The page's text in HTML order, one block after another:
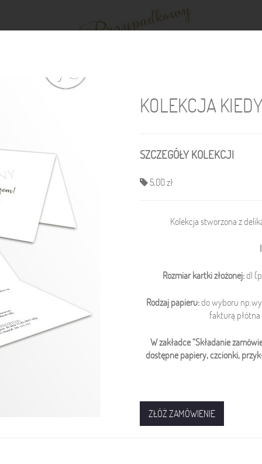
KOLEKCJA
SZCZEGÓŁY KOLEKCJI
5,00 zł
Kolekcja stworzona z
Rozmiar kartki złożonej:dl
Rodzaj papieru:do wyboru
fakturą płótna
W zakładce “Składanie
dostępne papiery, czcionki,
ZŁÓŻ ZAMÓWIENIE